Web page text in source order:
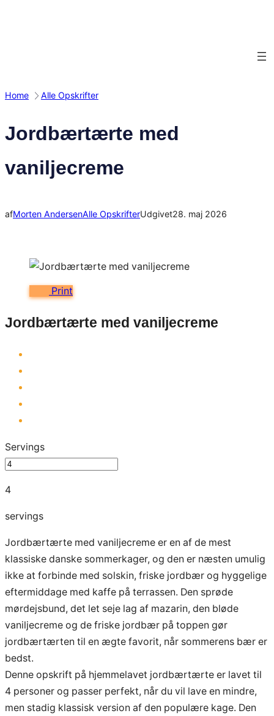
Home Alle Opskrifter
Jordbærtærte med
vaniljecreme
afMorten AndersenAlle OpskrifterUdgivet28. maj 2026
Print
Jordbærtærte med vaniljecreme
Servings
4
servings
Jordbærtærte med vaniljecreme er en af de mest
klassiske danske sommerkager, og den er næsten umulig
ikke at forbinde med solskin, friske jordbær og hyggelige
eftermiddage med kaffe på terrassen. Den sprøde
mørdejsbund, det let seje lag af mazarin, den bløde
vaniljecreme og de friske jordbær på toppen gør
jordbærtærten til en ægte favorit, når sommerens bær er
bedst.
Denne opskrift på hjemmelavet jordbærtærte er lavet til
4 personer og passer perfekt, når du vil lave en mindre,
men stadig klassisk version af den populære kage. Den